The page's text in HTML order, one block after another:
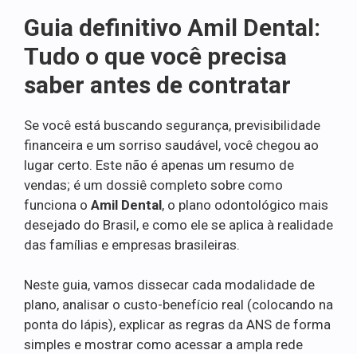
Guia definitivo Amil Dental:
Tudo o que você precisa
saber antes de contratar
Se você está buscando segurança, previsibilidade
financeira e um sorriso saudável, você chegou ao
lugar certo. Este não é apenas um resumo de
vendas; é um dossiê completo sobre como
funciona o Amil Dental, o plano odontológico mais
desejado do Brasil, e como ele se aplica à realidade
das famílias e empresas brasileiras.
Neste guia, vamos dissecar cada modalidade de
plano, analisar o custo-benefício real (colocando na
ponta do lápis), explicar as regras da ANS de forma
simples e mostrar como acessar a ampla rede